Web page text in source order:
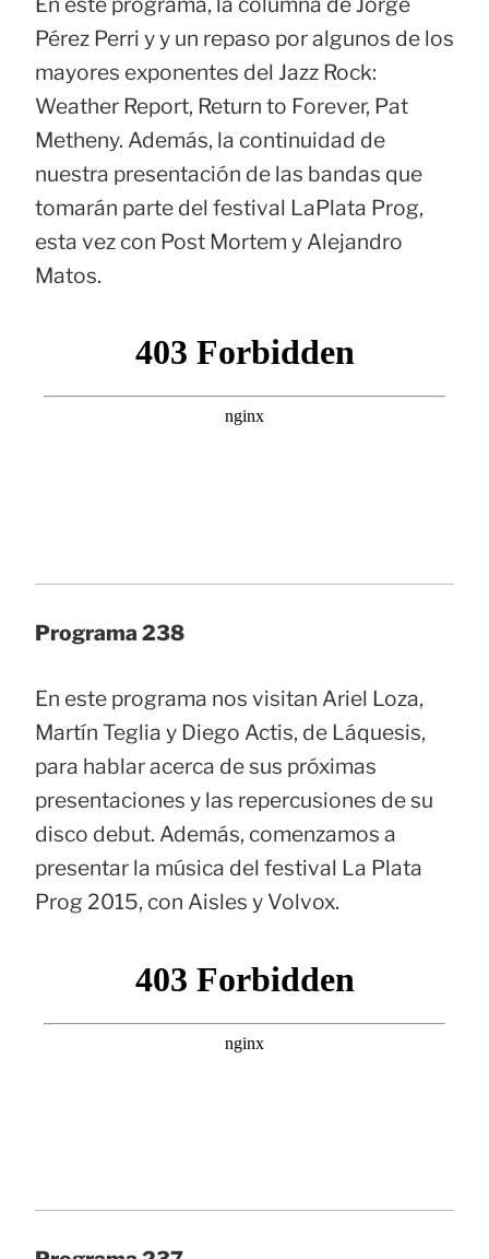
Pérez Perri y y un repaso por algunos de los
mayores exponentes del Jazz Rock:
Weather Report, Return to Forever, Pat
Metheny. Además, la continuidad de
nuestra presentación de las bandas que
tomarán parte del festival LaPlata Prog,
esta vez con Post Mortem y Alejandro
Matos.
Programa 238
En este programa nos visitan Ariel Loza,
Martín Teglia y Diego Actis, de Láquesis,
para hablar acerca de sus próximas
presentaciones y las repercusiones de su
disco debut. Además, comenzamos a
presentar la música del festival La Plata
Prog 2015, con Aisles y Volvox.